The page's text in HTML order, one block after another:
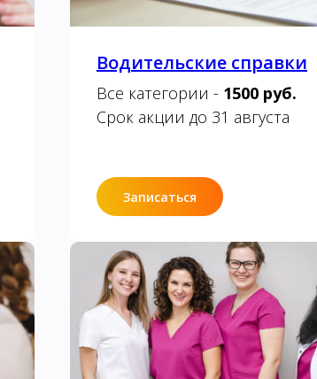
Водительские справки
Все категории - 1500 руб.
Срок акции до 31 августа
Записаться